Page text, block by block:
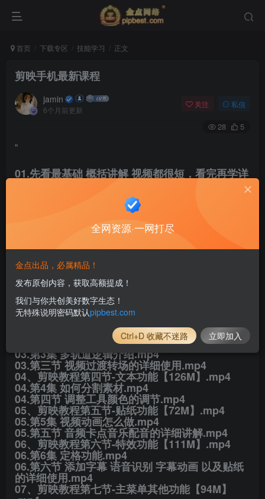
首页 下载专区 技能学习 正文
剪映手机最新课程
jamin
6个月前更新
关注 私信
28 5
"
01.先看最基础 概括讲解 视频都很短，看完再学详
细的2会很轻松 别纠结时长，学会为主（来自剪映
02.再看详细工具讲解 老版本剪映手机课程（工具
没变，界面变了，很详细）
03.实战篇 持续更新热门视频教程 新旧版实战教程
​01、剪映课程第一节-认识剪映【176M】​.mp4
​01.第1集 认识剪映界面.mp4
​01.第一节 界面的认识.mp4
​02、剪映教程第二节-剪辑工具【177M】​.mp4
​02.第2集 调整素材时长.mp4
​02.第二节 剪辑功能的详细使用.mp4
​03、剪映教程第三节-音频功能【99M】​.mp4
​03.第3集 多轨道逻辑介绍.mp4
​03.第三节 视频过渡转场的详细使用.mp4
​04、剪映教程第四节-文本功能【126M】​.mp4
​04.第4集 如何分割素材.mp4
​04.第四节 调整工具颜色的调节.mp4
​05、剪映教程第五节-贴纸功能【72M】​.mp4
​05.第5集 视频动画怎么做.mp4
​05.第五节 音频卡点音乐配音的详细讲解.mp4
​06、剪映教程第六节-特效功能【111M】​.mp4
​06.第6集 定格功能.mp4
​06.第六节 添加字幕 语音识别 字幕动画 以及贴纸
的详细使用.mp4
​07、剪映教程第七节-主菜单其他功能【94M】​
全网资源·一网打尽
金点出品，必属精品！
发布原创内容，获取高额提成！
我们与你共创美好数字生态！
无特殊说明密码默认pipbest.com
Ctrl+D 收藏不迷路 立即加入